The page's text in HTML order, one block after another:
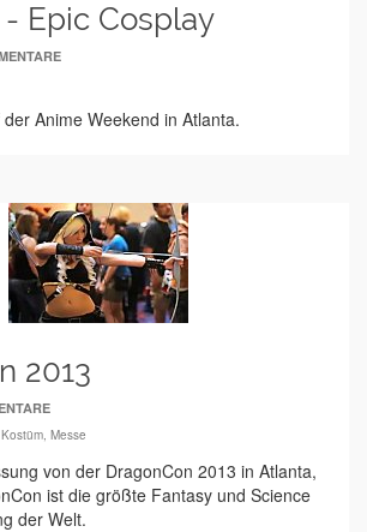
- Epic Cosplay
Anime Weekend in Atlanta.
2013
Kostüm, Messe
von der DragonCon 2013 in Atlanta,
ist die größte Fantasy und Science
der Welt.